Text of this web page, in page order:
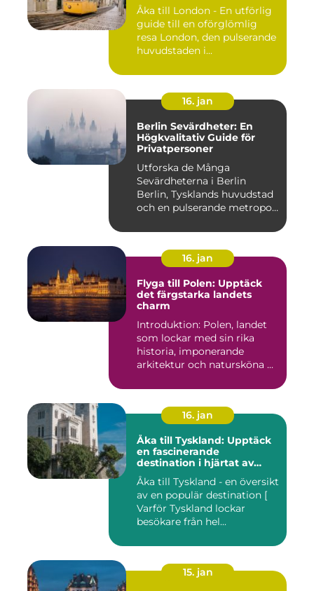
Åka till London - En utförlig
guide till en oförglömlig
resa London, den pulserande
huvudstaden i...
16. jan
Berlin Sevärdheter: En
Högkvalitativ Guide för
Privatpersoner
Utforska de Många
Sevärdheterna i Berlin
Berlin, Tysklands huvudstad
och en pulserande metropol,
16. jan
Flyga till Polen: Upptäck
det färgstarka landets
charm
Introduktion: Polen, landet
som lockar med sin rika
historia, imponerande
arkitektur och natursköna ...
16. jan
Åka till Tyskland: Upptäck
en fascinerande
destination i hjärtat av
Europa
Åka till Tyskland - en översikt
av en populär destination [
Varför Tyskland lockar
besökare från hel...
15. jan